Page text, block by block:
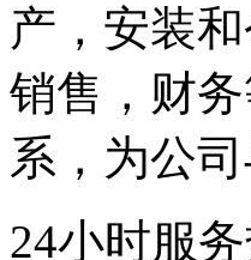
产，安装
销售，财
系，为公
24小时服